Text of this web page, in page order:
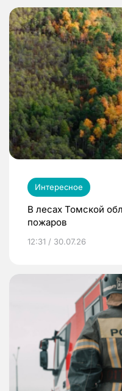
Интересное
В лесах Томской
пожаров
12:31 / 30.07.26